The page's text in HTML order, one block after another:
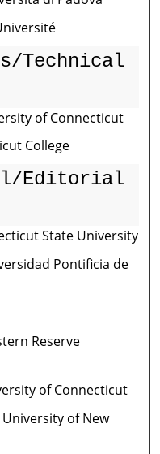
Technical
of Connecticut
College
Editorial
State University
Pontificia de
Reserve
of Connecticut
University of New